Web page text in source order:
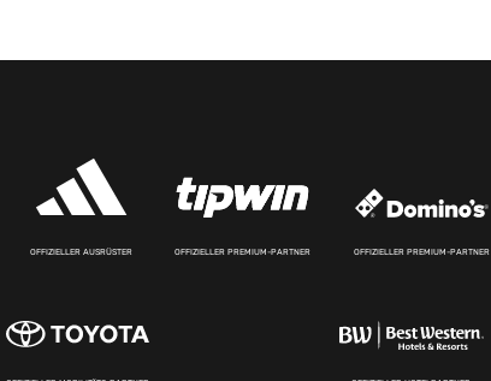
OFFIZIELLER AUSRÜSTER OFFIZIELLER PREMIUM-PARTNER OFFIZIELLER PREMIUM-PARTNER